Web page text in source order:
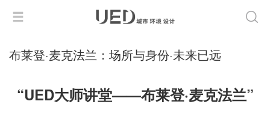
布莱登·麦克法兰：场所与身份·未来已远
“UED大师讲堂——布莱登·麦克法兰”